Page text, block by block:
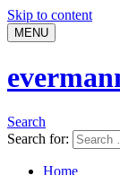
Skip to content
MENU
Search
Search for:
Home